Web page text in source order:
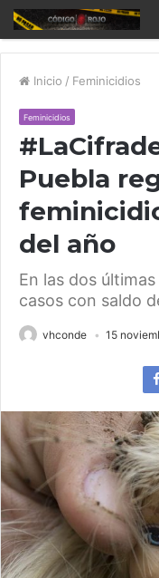
Inicio / Feminicidios
Feminicidios
Puebla
del año
En las dos
casos con saldo
vhconde 15